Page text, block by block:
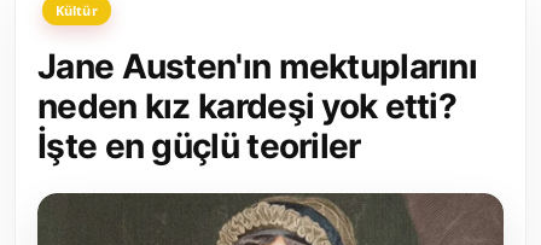
Siyasi Partiler
Yerel Yönetimler
Mülki İdare
Toplum ve Yaşam
Kültür
Jane Austen'ın mektuplarını
neden kız kardeşi yok etti?
İşte en güçlü teoriler